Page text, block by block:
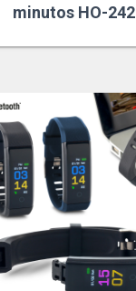
minutos HO-242